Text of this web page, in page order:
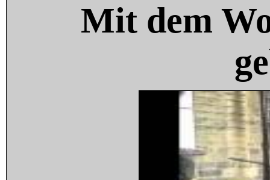
Mit dem